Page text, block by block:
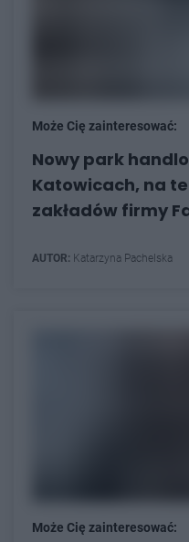
Może Cię zainteresować:
Nowy park
Katowicach, na
zakładów firmy
AUTOR: Katarzyna Pachelska
Może Cię zainteresować: